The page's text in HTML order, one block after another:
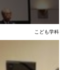
こども学科